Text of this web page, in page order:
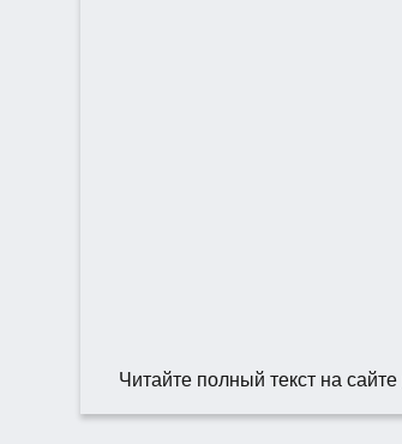
Читайте полный текст на сайте